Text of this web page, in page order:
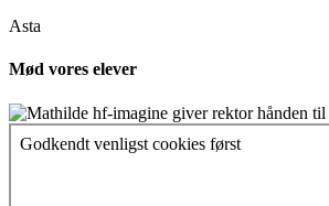
Asta
Mød vores elever